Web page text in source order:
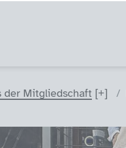
der Mitgliedschaft